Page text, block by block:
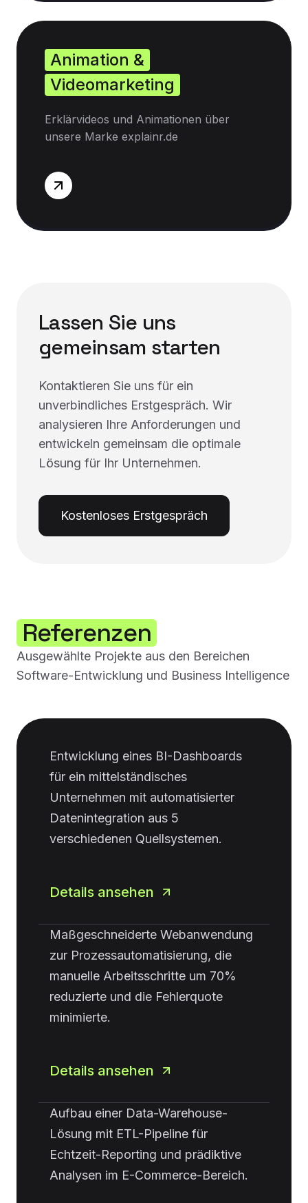
Animation &
Videomarketing
Erklärvideos und Animationen über
unsere Marke explainr.de
Lassen Sie uns
gemeinsam starten
Kontaktieren Sie uns für ein
unverbindliches Erstgespräch. Wir
analysieren Ihre Anforderungen und
entwickeln gemeinsam die optimale
Lösung für Ihr Unternehmen.
Kostenloses Erstgespräch
Referenzen
Ausgewählte Projekte aus den Bereichen
Software-Entwicklung und Business Intelligence
Entwicklung eines BI-Dashboards
für ein mittelständisches
Unternehmen mit automatisierter
Datenintegration aus 5
verschiedenen Quellsystemen.
Details ansehen
Maßgeschneiderte Webanwendung
zur Prozessautomatisierung, die
manuelle Arbeitsschritte um 70%
reduzierte und die Fehlerquote
minimierte.
Details ansehen
Aufbau einer Data-Warehouse-
Lösung mit ETL-Pipeline für
Echtzeit-Reporting und prädiktive
Analysen im E-Commerce-Bereich.